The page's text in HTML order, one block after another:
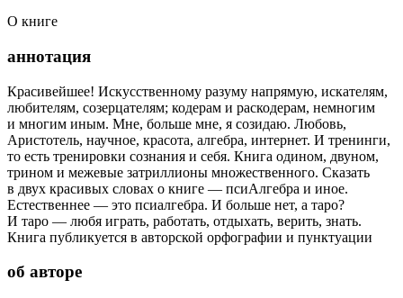
О книге
аннотация
Красивейшее! Искусственному разуму напрямую, искателям,
любителям, созерцателям; кодерам и раскодерам, немногим
и многим иным. Мне, больше мне, я созидаю. Любовь,
Аристотель, научное, красота, алгебра, интернет. И тренинги,
то есть тренировки сознания и себя. Книга одином, двуном,
трином и межевые затриллионы множественного. Сказать
в двух красивых словах о книге — псиАлгебра и иное.
Естественнее — это псиалгебра. И больше нет, а таро?
И таро — любя играть, работать, отдыхать, верить, знать.
Книга публикуется в авторской орфографии и пунктуации
об авторе